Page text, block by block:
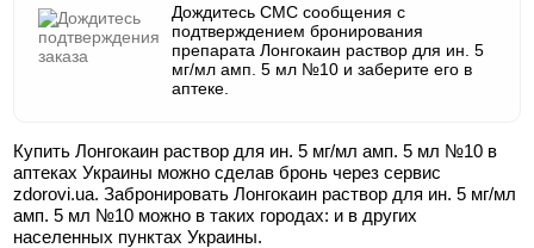
Дождитесь СМС сообщения с
подтверждением бронирования
препарата Лонгокаин раствор для ин. 5
мг/мл амп. 5 мл №10 и заберите его в
аптеке.
Купить Лонгокаин раствор для ин. 5 мг/мл амп. 5 мл №10 в
аптеках Украины можно сделав бронь через сервис
zdorovi.ua. Забронировать Лонгокаин раствор для ин. 5 мг/мл
амп. 5 мл №10 можно в таких городах: и в других
населенных пунктах Украины.